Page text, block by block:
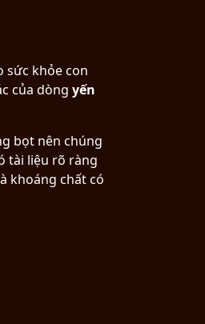
sức khỏe con
của dòng yến
bọt nên chúng
tài liệu rõ ràng
khoáng chất có